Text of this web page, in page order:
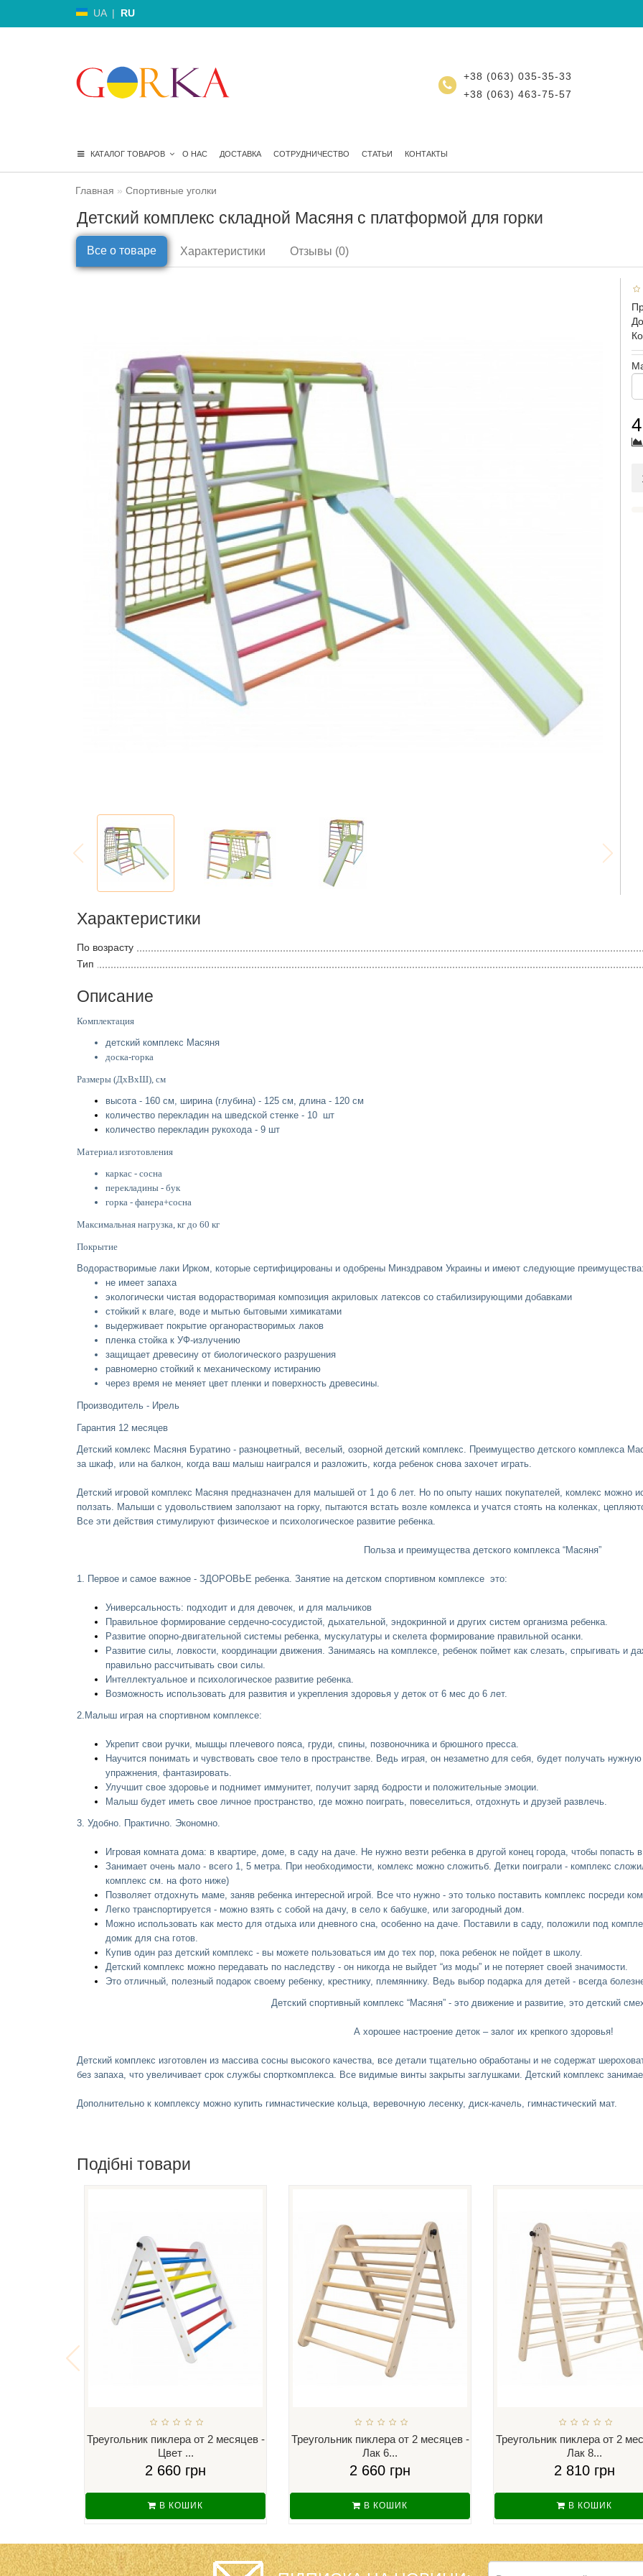
UA | RU
+38 (063) 035-35-33
+38 (063) 463-75-57
КАТАЛОГ ТОВАРОВ О НАС ДОСТАВКА СОТРУДНИЧЕСТВО СТАТЬИ КОНТАКТЫ
Главная Спортивные уголки
Детский комплекс складной Масяня с платформой для горки
Все о товаре Характеристики Отзывы (0)
Характеристики
По возрасту
Тип
Описание
Комплектация
детский комплекс Масяня
доска-горка
Размеры (ДхВхШ), см
высота - 160 см, ширина (глубина) - 125 см, длина - 120 см
количество перекладин на шведской стенке - 10 шт
количество перекладин рукохода - 9 шт
Материал изготовления
каркас - сосна
перекладины - бук
горка - фанера+сосна
Максимальная нагрузка, кг до 60 кг
Покрытие
Водорастворимые лаки Ирком, которые сертифицированы и одобрены Минздравом Украины и имеют следующие
не имеет запаха
экологически чистая водорастворимая композиция акриловых латексов со стабилизирующими добавками
стойкий к влаге, воде и мытью бытовыми химикатами
выдерживает покрытие органорастворимых лаков
пленка стойка к УФ-излучению
защищает древесину от биологического разрушения
равномерно стойкий к механическому истиранию
через время не меняет цвет пленки и поверхность древесины.
Производитель - Ирель
Гарантия 12 месяцев
Детский комлекс Масяня Буратино - разноцветный, веселый, озорной детский комплекс. Преимущество детского комплекса
за шкаф, или на балкон, когда ваш малыш наигрался и разложить, когда ребенок снова захочет играть.
Детский игровой комплекс Масяня предназначен для малышей от 1 до 6 лет. Но по опыту наших покупателей, комлекс можно
ползать. Малыши с удовольствием заползают на горку, пытаются встать возле комлекса и учатся стоять на коленках,
Все эти действия стимулируют физическое и психологическое развитие ребенка.
Польза и преимущества детского комплекса “Масяня”
1. Первое и самое важное - ЗДОРОВЬЕ ребенка. Занятие на детском спортивном комплексе это:
Универсальность: подходит и для девочек, и для мальчиков
Правильное формирование сердечно-сосудистой, дыхательной, эндокринной и других систем организма ребенка.
Развитие опорно-двигательной системы ребенка, мускулатуры и скелета формирование правильной осанки.
Развитие силы, ловкости, координации движения. Занимаясь на комплексе, ребенок поймет как слезать, спрыгивать и
правильно рассчитывать свои силы.
Интеллектуальное и психологическое развитие ребенка.
Возможность использовать для развития и укрепления здоровья у деток от 6 мес до 6 лет.
2.Малыш играя на спортивном комплексе:
Укрепит свои ручки, мышцы плечевого пояса, груди, спины, позвоночника и брюшного пресса.
Научится понимать и чувствовать свое тело в пространстве. Ведь играя, он незаметно для себя, будет получать
упражнения, фантазировать.
Улучшит свое здоровье и поднимет иммунитет, получит заряд бодрости и положительные эмоции.
Малыш будет иметь свое личное пространство, где можно поиграть, повеселиться, отдохнуть и друзей развлечь.
3. Удобно. Практично. Экономно.
Игровая комната дома: в квартире, доме, в саду на даче. Не нужно везти ребенка в другой конец города, чтобы попасть
Занимает очень мало - всего 1, 5 метра. При необходимости, комлекс можно сложитьб. Детки поиграли - комплекс
комплекс см. на фото ниже)
Позволяет отдохнуть маме, заняв ребенка интересной игрой. Все что нужно - это только поставить комплекс посреди
Легко транспортируется - можно взять с собой на дачу, в село к бабушке, или загородный дом.
Можно использовать как место для отдыха или дневного сна, особенно на даче. Поставили в саду, положили под
домик для сна готов.
Купив один раз детский комплекс - вы можете пользоваться им до тех пор, пока ребенок не пойдет в школу.
Детский комплекс можно передавать по наследству - он никогда не выйдет “из моды” и не потеряет своей значимости.
Это отличный, полезный подарок своему ребенку, крестнику, племяннику. Ведь выбор подарка для детей - всегда
Детский спортивный комплекс “Масяня” - это движение и развитие, это детский
А хорошее настроение деток – залог их крепкого здоровья!
Детский комплекс изготовлен из массива сосны высокого качества, все детали тщательно обработаны и не содержат
без запаха, что увеличивает срок службы спорткомплекса. Все видимые винты закрыты заглушками. Детский комплекс
Дополнительно к комплексу можно купить гимнастические кольца, веревочную лесенку, диск-качель, гимнастический мат.
Подібні товари
Треугольник пиклера от 2 месяцев -
Цвет ...
2 660 грн
В КОШИК
Треугольник пиклера от 2 месяцев -
Лак 6...
2 660 грн
В КОШИК
Треугольник пиклера от 2
Лак 8...
2 810 грн
В КОШИК